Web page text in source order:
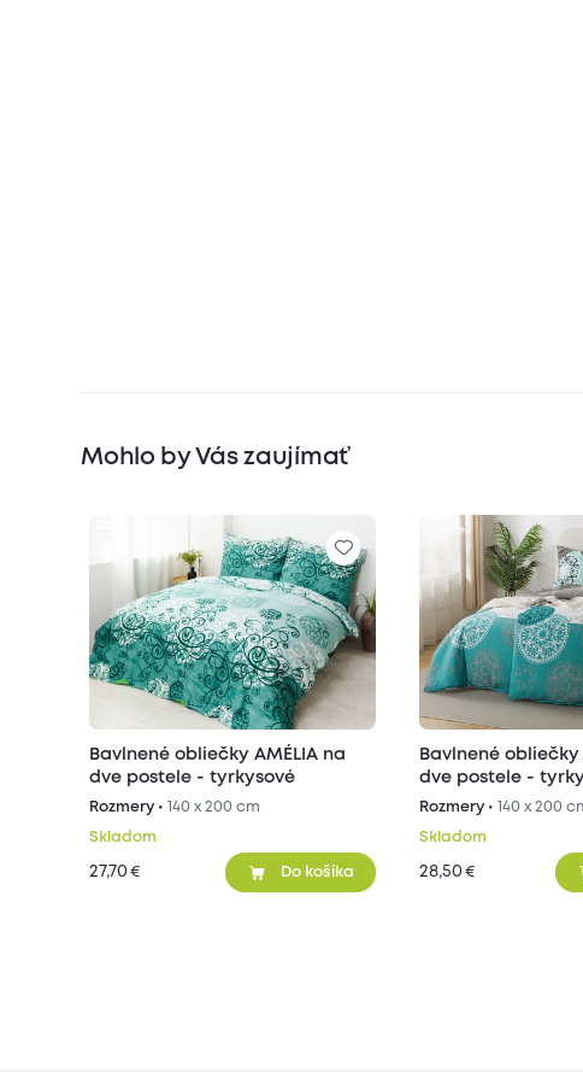
Mohlo by Vás zaujímať
Bavlnené obliečky AMÉLIA na
dve postele - tyrkysové
Rozmery • 140 x 200 cm
Skladom
27,70 € Do košíka
Bavlnené obliečky
dve postele -
Rozmery • 140 x 200
Skladom
28,50 €